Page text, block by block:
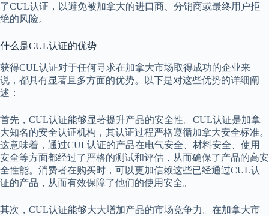
了CUL认证，以避免被加拿大的进口商、分销商或最终用户拒
绝的风险。
什么是CUL认证的优势
获得CUL认证对于任何寻求在加拿大市场取得成功的企业来
说，都具有显著且多方面的优势。以下是对这些优势的详细阐
述：
首先，CUL认证能够显著提升产品的安全性。CUL认证是加拿
大知名的安全认证机构，其认证过程严格遵循加拿大安全标准。
这意味着，通过CUL认证的产品在电气安全、材料安全、使用
安全等方面都经过了严格的测试和评估，从而确保了产品的高安
全性能。消费者在购买时，可以更加信赖这些已经通过CUL认
证的产品，从而有效保障了他们的使用安全。
其次，CUL认证能够大大增加产品的市场竞争力。在加拿大市